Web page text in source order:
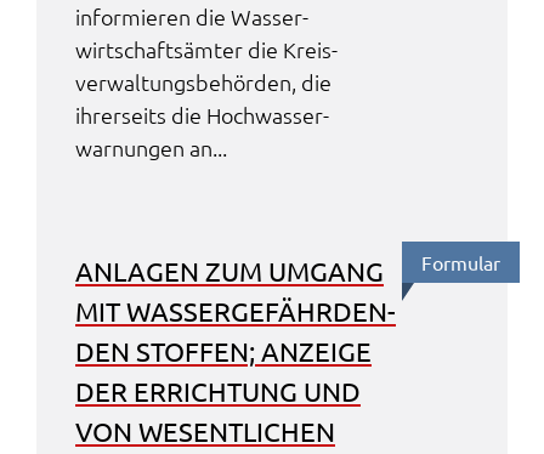
infor­mie­ren die Wasser­
wirt­schafts­äm­ter die Kreis­
ver­wal­tungs­be­hör­den, die
ihrer­seits die Hoch­was­ser­
war­nun­gen an...
ANLA­GEN ZUM UMGANG
MIT WASSER­GE­FÄHR­DEN­
DEN STOF­FEN; ANZEI­GE
DER ERRICH­TUNG UND
VON WESENT­LI­CHEN
Formu­lar